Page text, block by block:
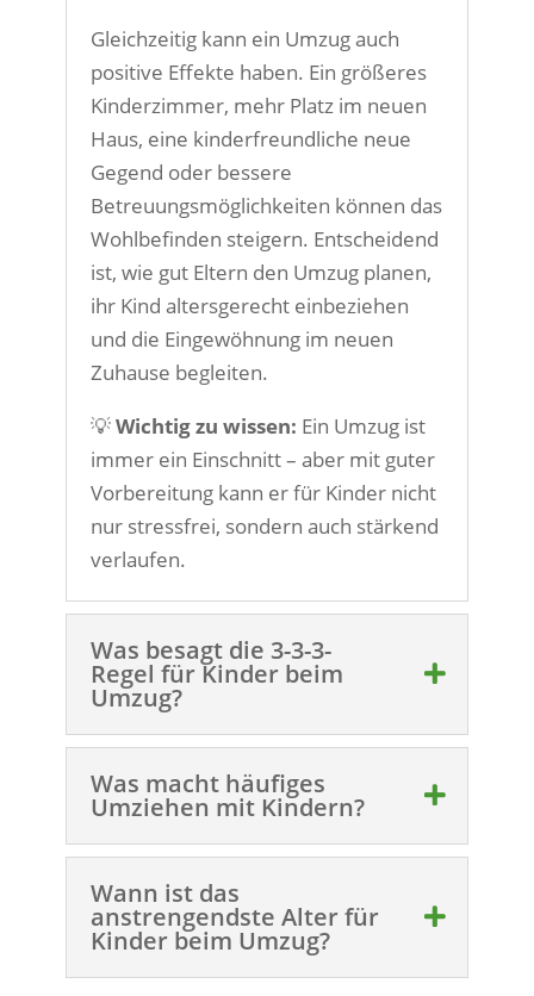
Gleichzeitig kann ein Umzug auch
positive Effekte haben. Ein größeres
Kinderzimmer, mehr Platz im neuen
Haus, eine kinderfreundliche neue
Gegend oder bessere
Betreuungsmöglichkeiten können das
Wohlbefinden steigern. Entscheidend
ist, wie gut Eltern den Umzug planen,
ihr Kind altersgerecht einbeziehen
und die Eingewöhnung im neuen
Zuhause begleiten.
💡Wichtig zu wissen: Ein Umzug ist
immer ein Einschnitt – aber mit guter
Vorbereitung kann er für Kinder nicht
nur stressfrei, sondern auch stärkend
verlaufen.
Was besagt die 3-3-3-
Regel für Kinder beim
Umzug?
Was macht häufiges
Umziehen mit Kindern?
Wann ist das
anstrengendste Alter für
Kinder beim Umzug?